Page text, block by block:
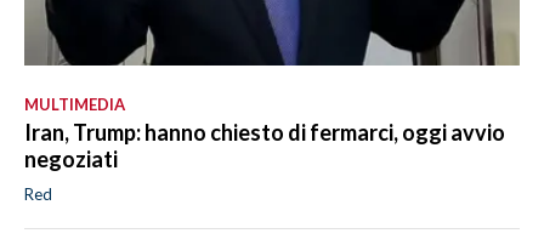
MULTIMEDIA
Iran, Trump: hanno chiesto di fermarci, oggi avvio
negoziati
Red